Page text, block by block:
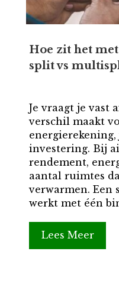
Hoe zit het
split vs
Je vraagt je vast
verschil maakt
investering. Bij
rendement,
aantal ruimtes
verwarmen. Een
werkt met één
Lees Meer